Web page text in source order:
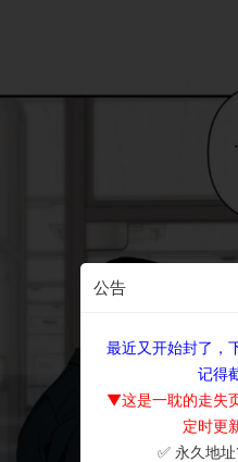
公告
最近又开始封了，
记得
▼这是一耽的走失
定时更
✅ 永久地